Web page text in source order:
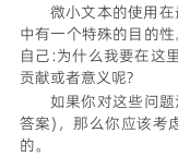
微小文本的使用
中有一个特殊的目的
自己:为什么我要在这
贡献或者意义呢?
如果你对这些问
答案)，那么你应该考
的。